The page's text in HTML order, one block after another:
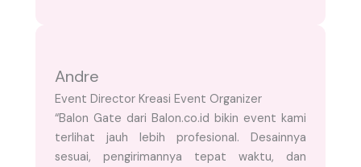
Andre
Event Director Kreasi Event Organizer
“Balon Gate dari Balon.co.id bikin event kami
terlihat jauh lebih profesional. Desainnya
sesuai, pengirimannya tepat waktu, dan